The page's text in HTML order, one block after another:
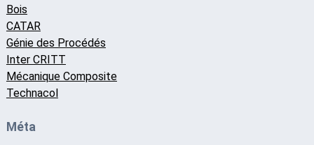
Bois
CATAR
Génie des Procédés
Inter CRITT
Mécanique Composite
Technacol
Méta